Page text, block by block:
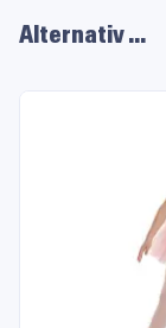
Alternativ …